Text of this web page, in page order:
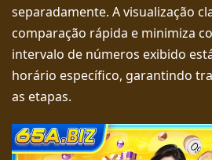
separadamente. A visualização
comparação rápida e minimiza
intervalo de números exibido
horário específico, garantindo
as etapas.